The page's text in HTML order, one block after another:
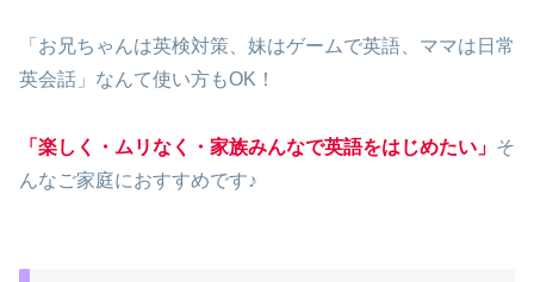
「お兄ちゃんは英検対策、妹はゲームで英語、ママは日常
英会話」なんて使い方もOK！
「楽しく・ムリなく・家族みんなで英語をはじめたい」 そ
んなご家庭におすすめです♪